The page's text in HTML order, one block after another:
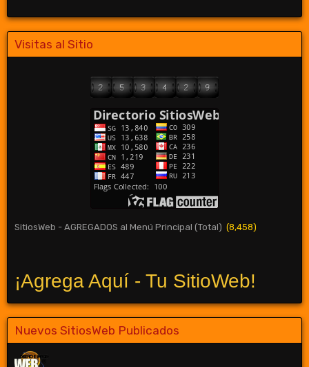
Visitas al Sitio
SitiosWeb - AGREGADOS al Menú Principal (Total) (8,458)
¡Agrega Aquí - Tu SitioWeb!
Nuevos SitiosWeb Publicados